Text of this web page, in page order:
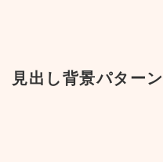
見出し背景パターン